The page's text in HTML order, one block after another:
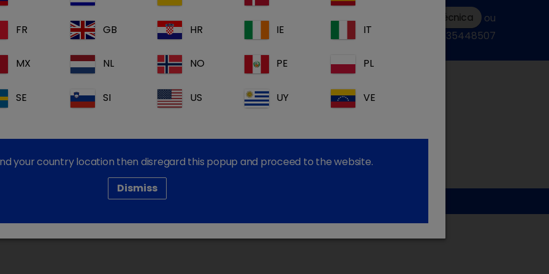
por favor contacte a nossa equipa de apoio ao Submeter uma consulta técnica
ou
ligue:+34935448507
Dechra Corporate Sites
FR GB HR IE IT
MX NL NO PE PL
SE SI US UY VE
your country location then disregard this popup and proceed to the website.
Dismiss